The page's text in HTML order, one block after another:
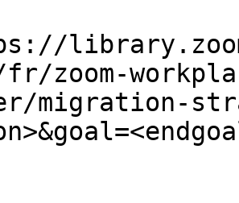
zoom-
migration-